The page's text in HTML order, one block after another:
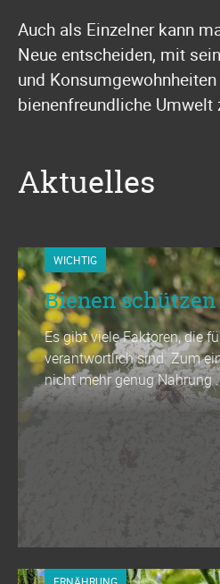
Auch als Einzelner kann
Neue entscheiden, mit
und
bienenfreundliche Umwelt
Aktuelles
WICHTIG
Bienen schützen
Es gibt viele Faktoren, die
verantwortlich sind. Zum
nicht mehr genug Nahrung